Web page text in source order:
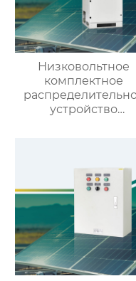
Низковольтное
комплектное
устройство